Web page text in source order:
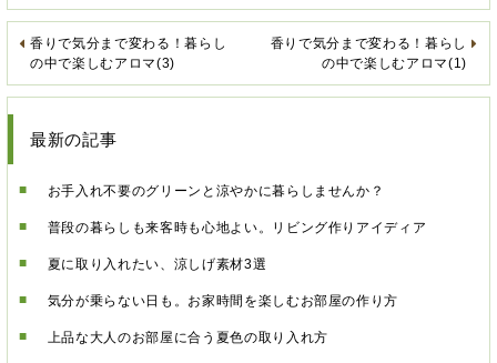
香りで気分まで変わる！暮らし
の中で楽しむアロマ(1)
香りで気分まで変わる！暮らし
の中で楽しむアロマ(3)
最新の記事
お手入れ不要のグリーンと涼やかに暮らしませんか？
普段の暮らしも来客時も心地よい。リビング作りアイディア
夏に取り入れたい、涼しげ素材3選
気分が乗らない日も。お家時間を楽しむお部屋の作り方
上品な大人のお部屋に合う夏色の取り入れ方